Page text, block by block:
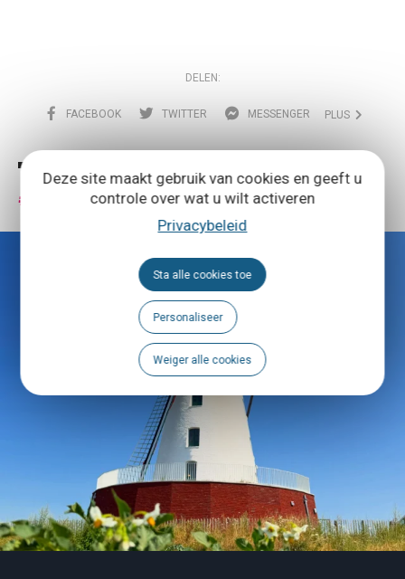
Deze site maakt gebruik van cookies en geeft u
controle over wat u wilt activeren
Privacybeleid
Sta alle cookies toe
Personaliseer
Weiger alle cookies
DELEN:
FACEBOOK TWITTER MESSENGER PLUS
# BRABANTWALLONTOURISME